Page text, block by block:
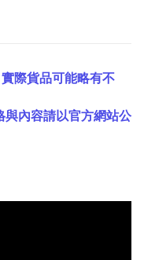
際貨品可能略有不
與內容請以官方網站公